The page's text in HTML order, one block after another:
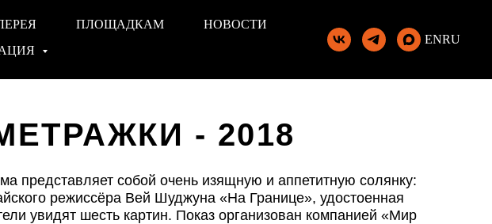
ПЛОЩАДКАМ
НОВОСТИ
ENRU
- 2018
представляет собой очень изящную и аппетитную солянку:
режиссёра Вей Шуджуна «На Границе», удостоенная
увидят шесть картин. Показ организован компанией «Мир